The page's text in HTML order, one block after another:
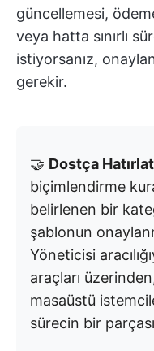
güncellemesi,
veya hatta sınırlı
istiyorsanız,
gerekir.
🤝 Dostça
biçimlendirme
belirlenen bir
şablonun
Yöneticisi
araçları
masaüstü
sürecin bir